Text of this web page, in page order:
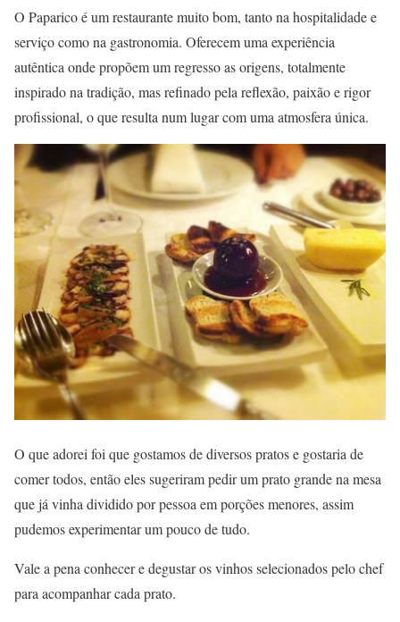
O Paparico é um restaurante muito bom, tanto na hospitalidade e
serviço como na gastronomia. Oferecem uma experiência
autêntica onde propõem um regresso as origens, totalmente
inspirado na tradição, mas refinado pela reflexão, paixão e rigor
profissional, o que resulta num lugar com uma atmosfera única.
O que adorei foi que gostamos de diversos pratos e gostaria de
comer todos, então eles sugeriram pedir um prato grande na mesa
que já vinha dividido por pessoa em porções menores, assim
pudemos experimentar um pouco de tudo.
Vale a pena conhecer e degustar os vinhos selecionados pelo chef
para acompanhar cada prato.